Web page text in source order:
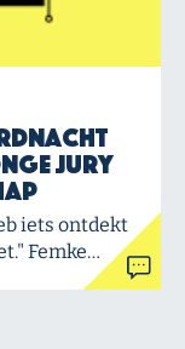
Jury
iets ontdekt
Femke…